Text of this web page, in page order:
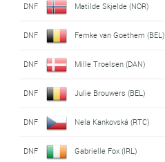
DNF Matilde Skjelde (NOR)
DNF Femke van Goethem (BEL)
DNF Mille Troelsen (DAN)
DNF Julie Brouwers (BEL)
DNF Nela Kankovská (RTC)
DNF Gabrielle Fox (IRL)